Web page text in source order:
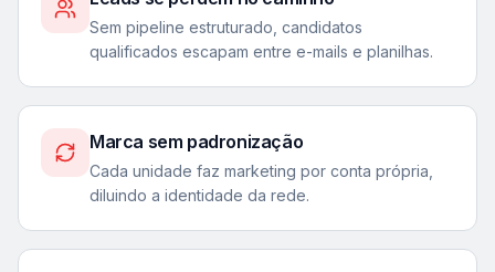
Sem pipeline estruturado, candidatos
qualificados escapam entre e-mails e planilhas.
Marca sem padronização
Cada unidade faz marketing por conta própria,
diluindo a identidade da rede.